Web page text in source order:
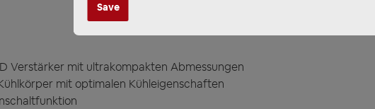
Verstärker mit ultrakompakten Abmessungen
mit optimalen Kühleigenschaften
Save